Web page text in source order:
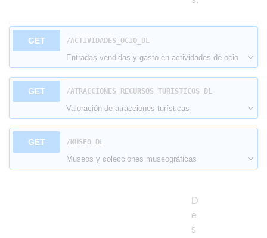
GET ​/ACTIVIDADES_OCIO_DL
Entradas vendidas y gasto en actividades de ocio
GET ​/ATRACCIONES_RECURSOS_TURISTICOS_DL
Valoración de atracciones turísticas
GET ​/MUSEO_DL
Museos y colecciones museográficas
D
e
s